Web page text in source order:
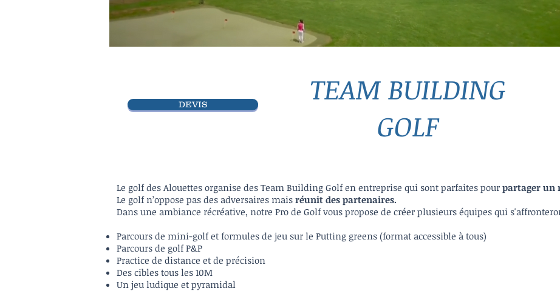
TEAM BUILDING
GOLF
Le golf des Alouettes organise des Team Building Golf en entreprise qui sont parfaites pour partager un
Le golf n’oppose pas des adversaires mais réunit des partenaires.
Dans une ambiance récréative, notre Pro de Golf vous propose de créer plusieurs équipes qui
Parcours de mini-golf et formules de jeu sur le Putting greens (format accessible à tous)
Parcours de golf P&P
Practice de distance et de précision
Des cibles tous les 10M
Un jeu ludique et pyramidal
DEVIS